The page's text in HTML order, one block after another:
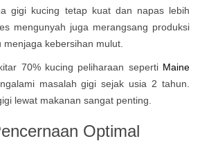
gigi kucing tetap kuat dan napas lebih
mengunyah juga merangsang produksi
kebersihan mulut.
70% kucing peliharaan seperti Maine
masalah gigi sejak usia 2 tahun.
lewat makanan sangat penting.
Optimal